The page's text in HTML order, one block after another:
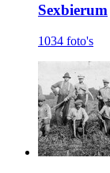
Sexbierum
1034 foto's